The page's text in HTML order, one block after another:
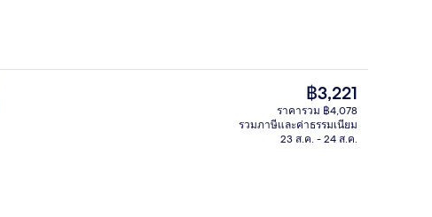
บริการอาหารเย็น
ราคา
ปัจจุบัน
฿3,221
฿3,221
ราคารวม ฿4,078
รวมภาษีและค่าธรรมเนียม
23 ส.ค. - 24 ส.ค.